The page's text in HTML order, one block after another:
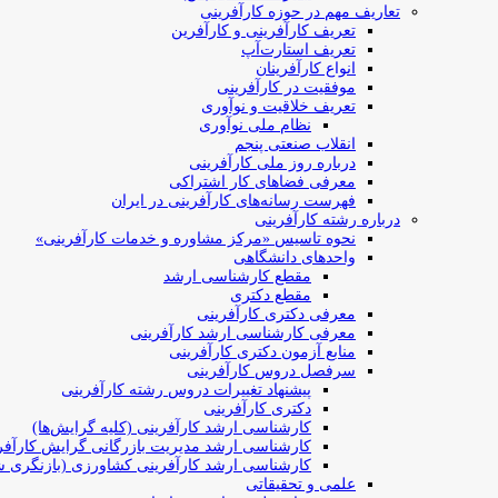
تعاریف مهم در حوزه کارآفرینی
تعریف کارآفرینی و کارآفرین
تعریف استارت‌آپ
انواع کارآفرینان
موفقیت در کارآفرینی
تعریف خلاقیت و نوآوری
نظام ملی نوآوری
انقلاب صنعتی پنجم
درباره روز ملی کارآفرینی
معرفی فضاهای کار اشتراکی
فهرست رسانه‌های کارآفرینی در ایران
درباره رشته کارآفرینی
نحوه تاسیس «مرکز مشاوره و خدمات کارآفرینی»
واحدهای دانشگاهی
مقطع کارشناسی ارشد
مقطع دکتری
معرفی دکتری کارآفرینی
معرفی کارشناسی ارشد کارآفرینی
منابع آزمون دکتری کارآفرینی
سرفصل دروس کارآفرینی
پیشنهاد تغییرات دروس رشته کارآفرینی
دکتری کارآفرینی
کارشناسی ارشد کارآفرینی (کلیه گرایش‌ها)
کارشناسی ارشد مدیریت بازرگانی گرایش
کارشناسی ارشد کارآفرینی کشاورزی (بازنگری
علمی و تحقیقاتی